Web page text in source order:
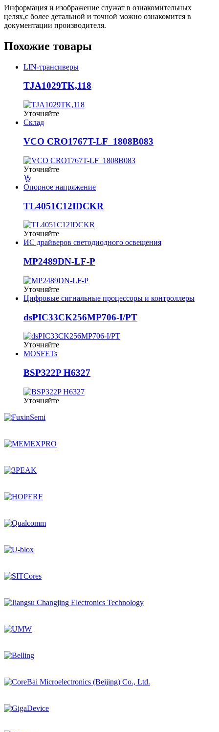
Информация и изображение служат в ознакомительных
целях,с более детальной и точной можно ознакомится в
документации производителя.
Похожие товары
LIN-трансиверы
TJA1029TK,118
Уточняйте
Склад
VCO CRO1767T-LF_1808B083
Уточняйте
Опорное напряжение
TL4051C12IDCKR
Уточняйте
ИС драйверов светодиодного освещения
MP2489DN-LF-P
Уточняйте
Цифровые сигнальные процессоры и контроллеры
dsPIC33CK256MP706-I/PT
Уточняйте
MOSFETs
BSP322P H6327
Уточняйте